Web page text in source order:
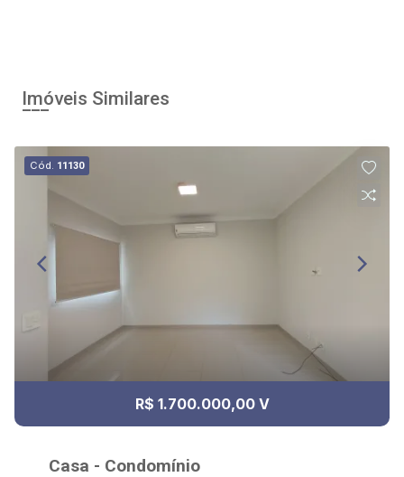
Imóveis Similares
Cód. 11130
R$ 1.700.000,00 V
Casa - Condomínio